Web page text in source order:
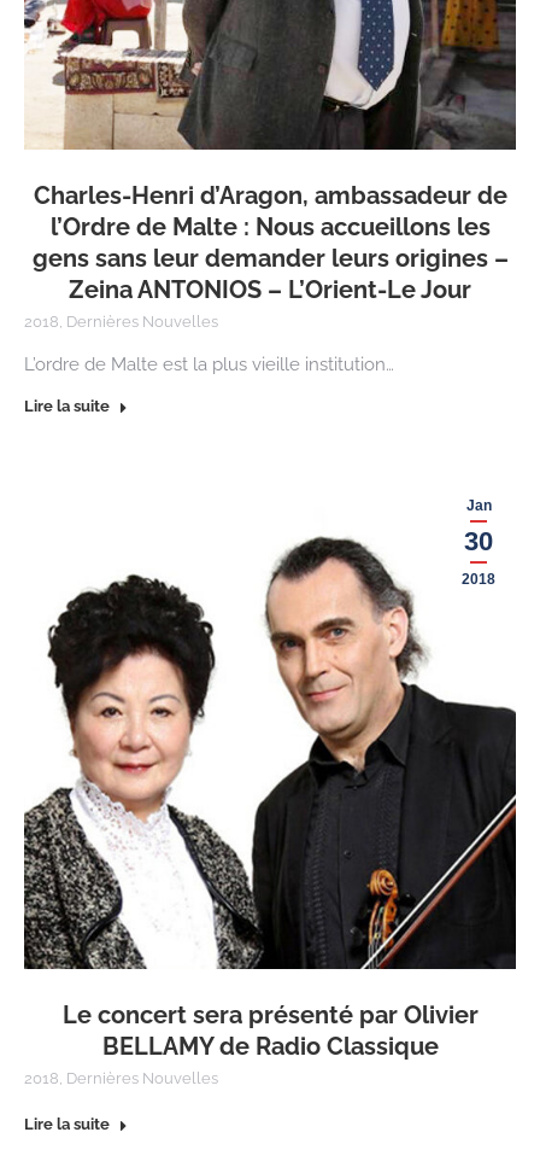
Charles-Henri d’Aragon, ambassadeur de
l’Ordre de Malte : Nous accueillons les
gens sans leur demander leurs origines –
Zeina ANTONIOS – L’Orient-Le Jour
2018, Dernières Nouvelles
L’ordre de Malte est la plus vieille institution…
Lire la suite
Jan
30
2018
Le concert sera présenté par Olivier
BELLAMY de Radio Classique
2018, Dernières Nouvelles
Lire la suite